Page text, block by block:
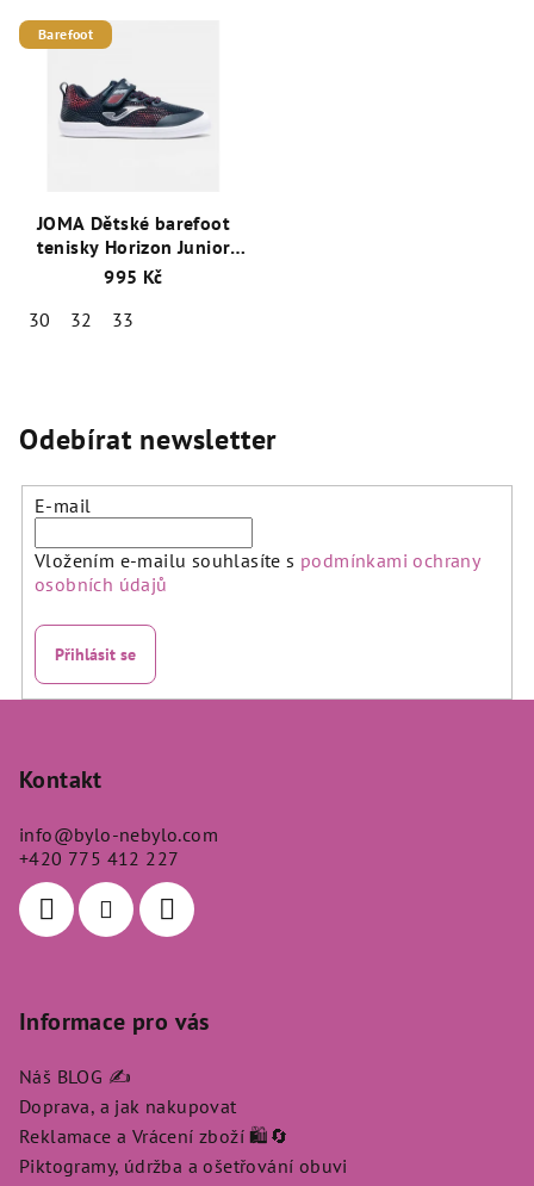
Barefoot
JOMA Dětské barefoot
tenisky Horizon Junior
modré
995 Kč
30
32 33
Odebírat newsletter
E-mail
Vložením e-mailu souhlasíte s podmínkami ochrany
osobních údajů
Přihlásit se
Kontakt
info@bylo-nebylo.com
+420 775 412 227
Informace pro vás
Náš BLOG ✍️
Doprava, a jak nakupovat
Reklamace a Vrácení zboží 🛍️🔄
Piktogramy, údržba a ošetřování obuvi